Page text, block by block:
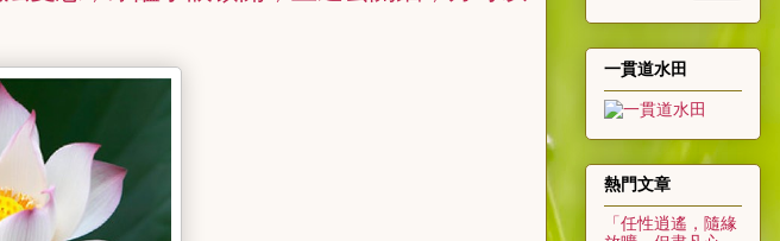
一貫道水田
熱門文章
「任性逍遙，隨緣